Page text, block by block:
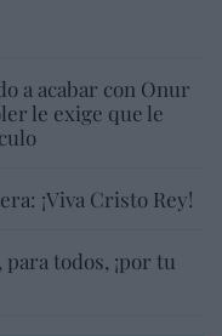
a acabar con Onur
le exige que le
¡Viva Cristo Rey!
todos, ¡por tu